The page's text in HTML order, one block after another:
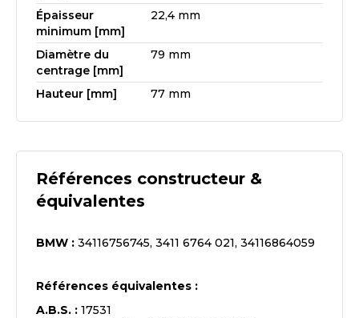
Épaisseur
minimum [mm]
22,4 mm
Diamètre du
centrage [mm]
79 mm
Hauteur [mm] 77 mm
Références constructeur &
équivalentes
BMW : 34116756745, 3411 6764 021, 34116864059
Références équivalentes :
A.B.S. : 17531